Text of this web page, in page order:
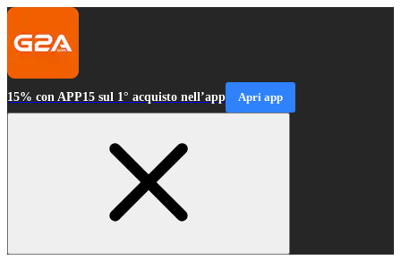
15% con APP15 sul 1° acquisto nell’app Apri app